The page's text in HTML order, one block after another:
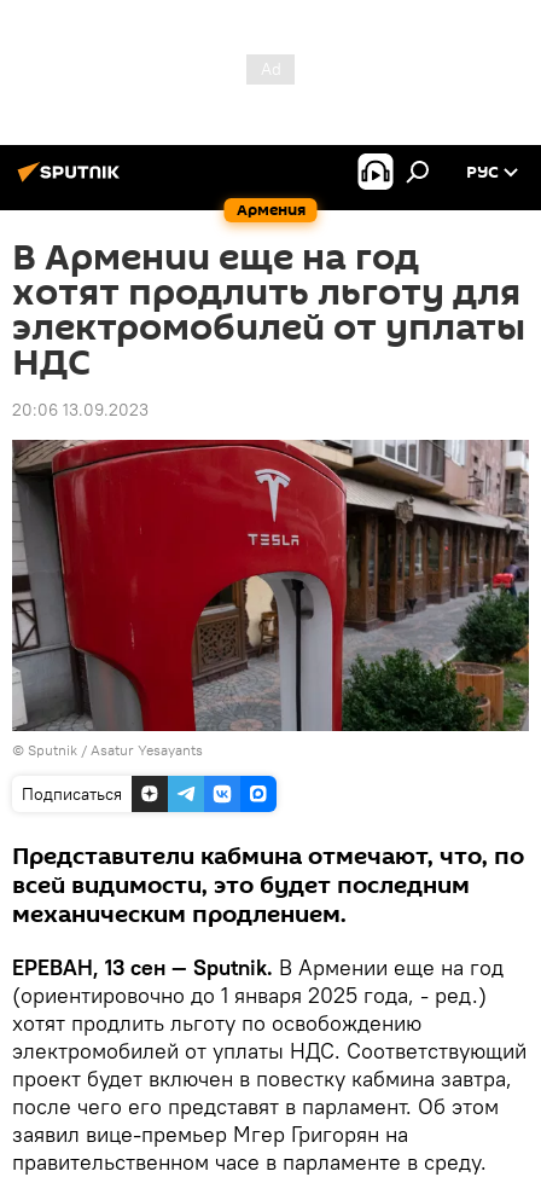
Армения
РУС
В Армении еще на год
хотят продлить льготу для
электромобилей от уплаты
НДС
20:06 13.09.2023
© Sputnik / Asatur Yesayants
Подписаться
Представители кабмина отмечают, что, по
всей видимости, это будет последним
механическим продлением.
ЕРЕВАН, 13 сен — Sputnik. В Армении еще на год
(ориентировочно до 1 января 2025 года, - ред.)
хотят продлить льготу по освобождению
электромобилей от уплаты НДС. Соответствующий
проект будет включен в повестку кабмина завтра,
после чего его представят в парламент. Об этом
заявил вице-премьер Мгер Григорян на
правительственном часе в парламенте в среду.